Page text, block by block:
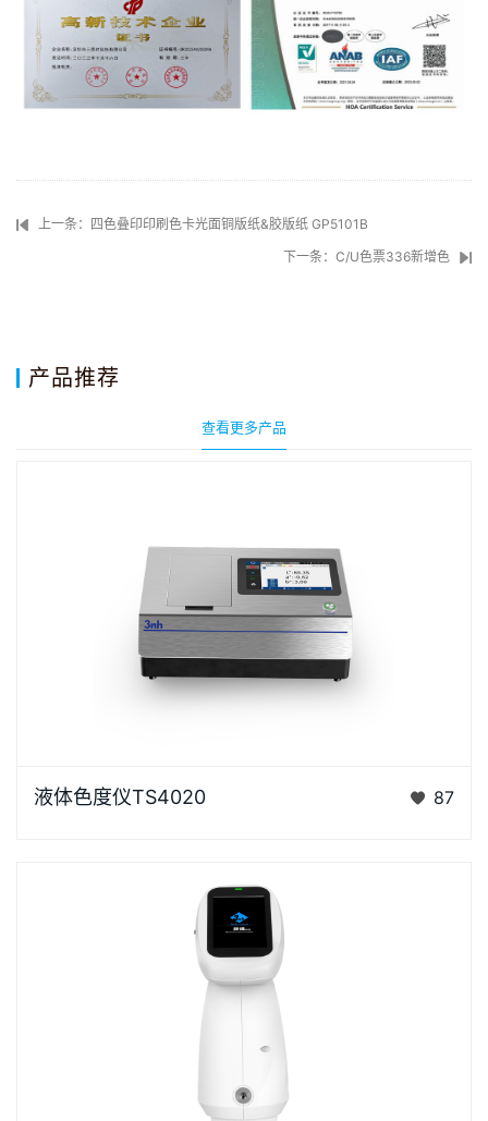
上一条：四色叠印印刷色卡光面铜版纸&胶版纸 GP5101B
下一条：C/U色票336新增色
产品推荐
查看更多产品
体色度测量设计的高精度色彩分析利器。采用D/0光学
液体色度仪TS4020 87